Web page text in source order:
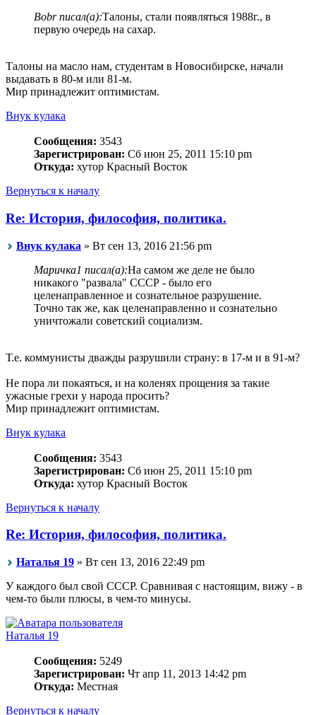
Bobr писал(а):Талоны, стали появляться 1988г., в
первую очередь на сахар.
Талоны на масло нам, студентам в Новосибирске, начали
выдавать в 80-м или 81-м.
Мир принадлежит оптимистам.
Внук кулака
Сообщения: 3543
Зарегистрирован: Сб июн 25, 2011 15:10 pm
Откуда: хутор Красный Восток
Вернуться к началу
Re: История, философия, политика.
Внук кулака » Вт сен 13, 2016 21:56 pm
Маричка1 писал(а):На самом же деле не было
никакого "развала" СССР - было его
целенаправленное и сознательное разрушение.
Точно так же, как целенаправленно и сознательно
уничтожали советский социализм.
Т.е. коммунисты дважды разрушили страну: в 17-м и в 91-м?
Не пора ли покаяться, и на коленях прощения за такие
ужасные грехи у народа просить?
Мир принадлежит оптимистам.
Внук кулака
Сообщения: 3543
Зарегистрирован: Сб июн 25, 2011 15:10 pm
Откуда: хутор Красный Восток
Вернуться к началу
Re: История, философия, политика.
Наталья 19 » Вт сен 13, 2016 22:49 pm
У каждого был свой СССР. Сравнивая с настоящим, вижу - в
чем-то были плюсы, в чем-то минусы.
Наталья 19
Сообщения: 5249
Зарегистрирован: Чт апр 11, 2013 14:42 pm
Откуда: Местная
Вернуться к началу